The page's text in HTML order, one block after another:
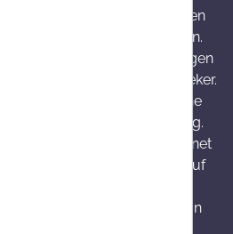
Arzneimittel werden
und sind dort zugelassen.
unerwünschte Wirkungen
Arzt oder Apotheker.
sind kein Ersatz für eine
Ernährung.
Österreich zugelassene Internet
in Österreich. Die auf
richten sich ausschließlich an